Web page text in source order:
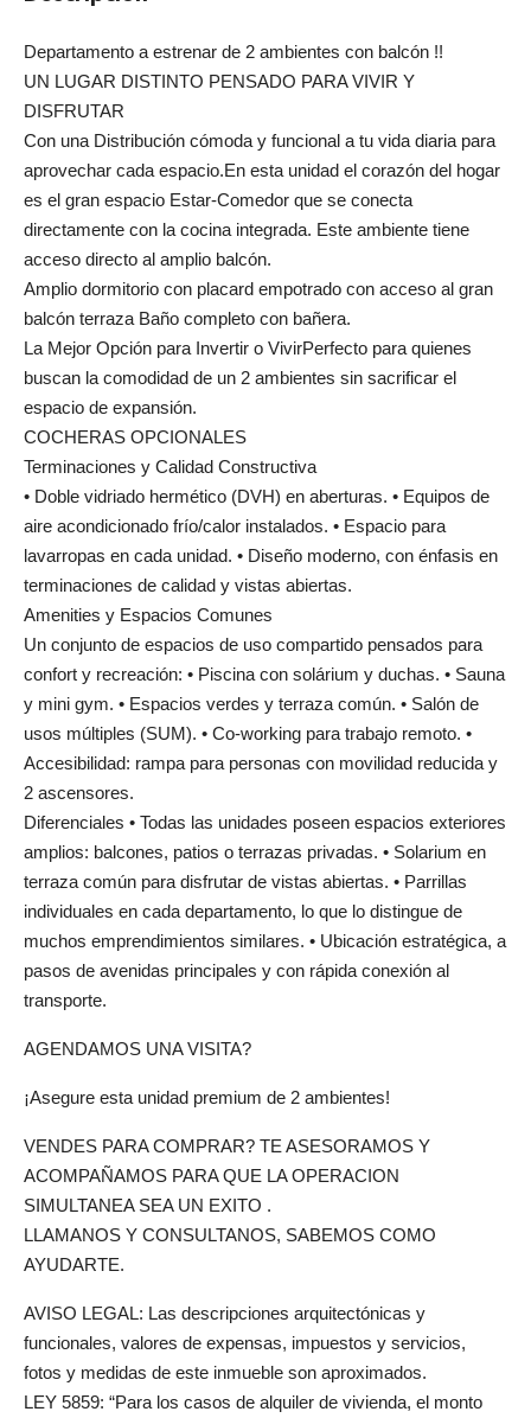
Departamento a estrenar de 2 ambientes con balcón !!
UN LUGAR DISTINTO PENSADO PARA VIVIR Y
DISFRUTAR
Con una Distribución cómoda y funcional a tu vida diaria para
aprovechar cada espacio.En esta unidad el corazón del hogar
es el gran espacio Estar-Comedor que se conecta
directamente con la cocina integrada. Este ambiente tiene
acceso directo al amplio balcón.
Amplio dormitorio con placard empotrado con acceso al gran
balcón terraza Baño completo con bañera.
La Mejor Opción para Invertir o VivirPerfecto para quienes
buscan la comodidad de un 2 ambientes sin sacrificar el
espacio de expansión.
COCHERAS OPCIONALES
Terminaciones y Calidad Constructiva
• Doble vidriado hermético (DVH) en aberturas. • Equipos de
aire acondicionado frío/calor instalados. • Espacio para
lavarropas en cada unidad. • Diseño moderno, con énfasis en
terminaciones de calidad y vistas abiertas.
Amenities y Espacios Comunes
Un conjunto de espacios de uso compartido pensados para
confort y recreación: • Piscina con solárium y duchas. • Sauna
y mini gym. • Espacios verdes y terraza común. • Salón de
usos múltiples (SUM). • Co-working para trabajo remoto. •
Accesibilidad: rampa para personas con movilidad reducida y
2 ascensores.
Diferenciales • Todas las unidades poseen espacios exteriores
amplios: balcones, patios o terrazas privadas. • Solarium en
terraza común para disfrutar de vistas abiertas. • Parrillas
individuales en cada departamento, lo que lo distingue de
muchos emprendimientos similares. • Ubicación estratégica, a
pasos de avenidas principales y con rápida conexión al
transporte.
AGENDAMOS UNA VISITA?
¡Asegure esta unidad premium de 2 ambientes!
VENDES PARA COMPRAR? TE ASESORAMOS Y
ACOMPAÑAMOS PARA QUE LA OPERACION
SIMULTANEA SEA UN EXITO .
LLAMANOS Y CONSULTANOS, SABEMOS COMO
AYUDARTE.
AVISO LEGAL: Las descripciones arquitectónicas y
funcionales, valores de expensas, impuestos y servicios,
fotos y medidas de este inmueble son aproximados.
LEY 5859: “Para los casos de alquiler de vivienda, el monto